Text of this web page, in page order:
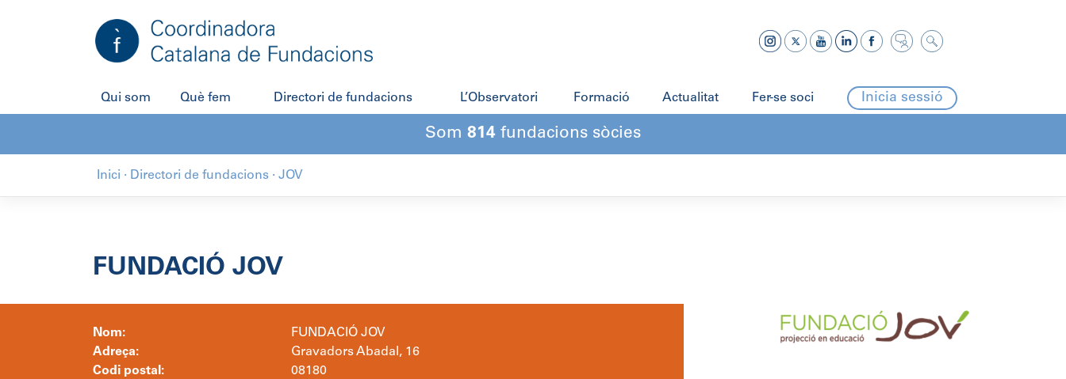
Qui som Què fem Directori de fundacions L’Observatori Formació Actualitat Fer-se soci Inicia sessió
Som 814 fundacions sòcies
Inici · Directori de fundacions · JOV
FUNDACIÓ JOV
Nom:
FUNDACIÓ JOV
Adreça:
Gravadors Abadal, 16
Codi postal:
08180